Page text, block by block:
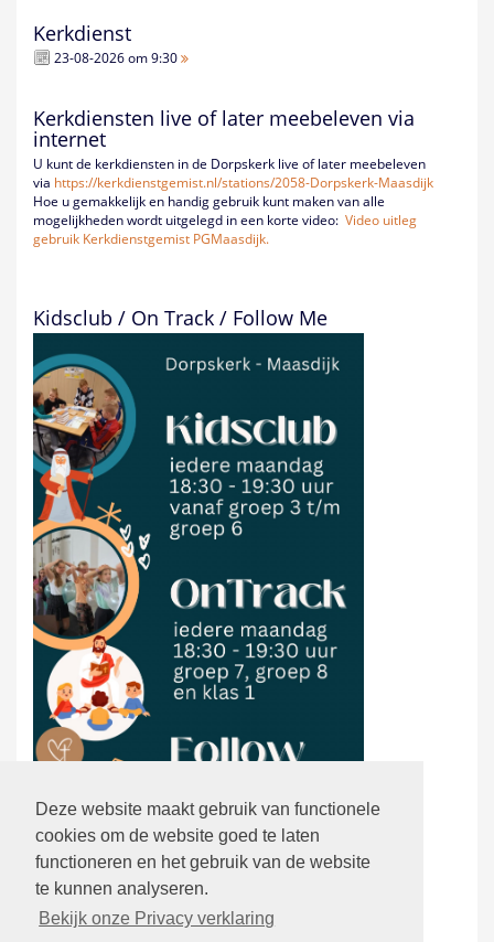
Deze website maakt gebruik van functionele
cookies om de website goed te laten
functioneren en het gebruik van de website
te kunnen analyseren.
Bekijk onze Privacy verklaring
Kerkdienst
23-08-2026 om 9:30
Kerkdiensten live of later meebeleven via
internet
U kunt de kerkdiensten in de Dorpskerk live of later meebeleven
via https://kerkdienstgemist.nl/stations/2058-Dorpskerk-Maasdijk
Hoe u gemakkelijk en handig gebruik kunt maken van alle
mogelijkheden wordt uitgelegd in een korte video: Video uitleg
gebruik Kerkdienstgemist PGMaasdijk.
Kidsclub / On Track / Follow Me